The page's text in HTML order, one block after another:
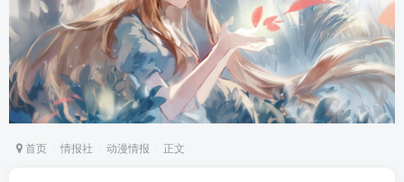
首页 情报社 动漫情报 正文